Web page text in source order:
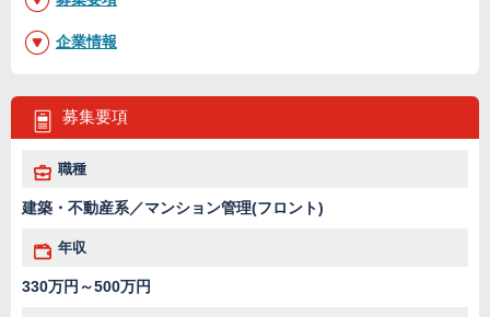
募集要項
職種
建築・不動産系／マンション管理(フロント)
年収
330万円～500万円
企業情報